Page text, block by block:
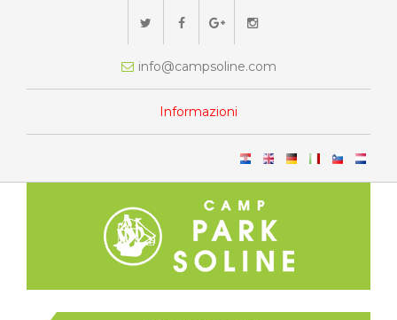
info@campsoline.com
Informazioni